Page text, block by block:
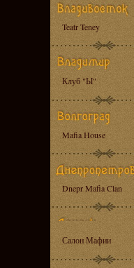
Teatr Teney
Клуб "Ы"
Mafia House
Dnepr Mafia Clan
Салон Мафии